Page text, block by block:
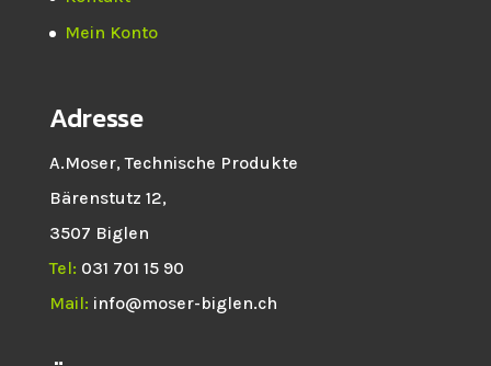
Mein Konto
Adresse
A.Moser, Technische Produkte
Bärenstutz 12,
3507 Biglen
Tel: 031 701 15 90
Mail: info@moser-biglen.ch